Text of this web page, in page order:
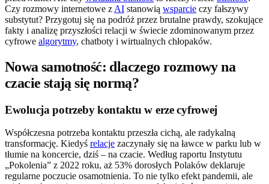
Czy rozmowy internetowe z AI stanowią wsparcie czy fałszywy
substytut? Przygotuj się na podróż przez brutalne prawdy, szokujące
fakty i analizę przyszłości relacji w świecie zdominowanym przez
cyfrowe algorytmy, chatboty i wirtualnych chłopaków.
Nowa samotność: dlaczego rozmowy na
czacie stają się normą?
Ewolucja potrzeby kontaktu w erze cyfrowej
Współczesna potrzeba kontaktu przeszła cichą, ale radykalną
transformację. Kiedyś relacje zaczynały się na ławce w parku lub w
tłumie na koncercie, dziś – na czacie. Według raportu Instytutu
„Pokolenia” z 2022 roku, aż 53% dorosłych Polaków deklaruje
regularne poczucie osamotnienia. To nie tylko efekt pandemii, ale